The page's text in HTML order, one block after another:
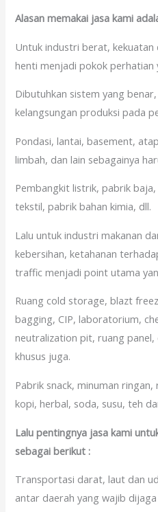
Alasan memakai jasa kami
Untuk industri berat,
henti menjadi pokok perhatian
Dibutuhkan sistem yang
kelangsungan produksi pada
Pondasi, lantai, basement,
limbah, dan lain sebagainya
Pembangkit listrik, pabrik
tekstil, pabrik bahan kimia, dll.
Lalu untuk industri makanan
kebersihan, ketahanan
traffic menjadi point utama
Ruang cold storage, blazt
bagging, CIP, laboratorium,
neutralization pit, ruang
khusus juga.
Pabrik snack, minuman
kopi, herbal, soda, susu, teh
Lalu pentingnya jasa kami
sebagai berikut :
Transportasi darat, laut dan
antar daerah yang wajib